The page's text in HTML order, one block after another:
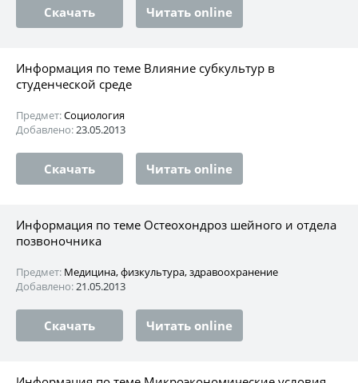
Скачать Читать online
Информация по теме Влияние субкультур в
студенческой среде
Предмет:Социология
Добавлено:23.05.2013
Скачать Читать online
Информация по теме Остеохондроз шейного и отдела
позвоночника
Предмет: Медицина, физкультура, здравоохранение
Добавлено:21.05.2013
Скачать Читать online